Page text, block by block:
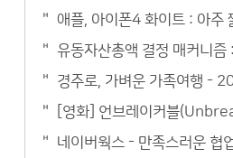
애플, 아이폰4 화이트 : 아주
유동자산총액 결정 매커니
경주로, 가벼운 가족여행 -
[영화] 언브레이커블
네이버웍스 - 만족스러운 협